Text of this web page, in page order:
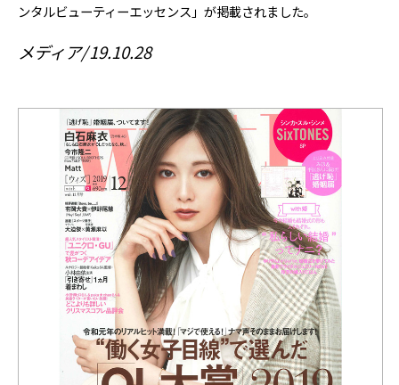
ンタルビューティーエッセンス」が掲載されました。
メディア 19.10.28